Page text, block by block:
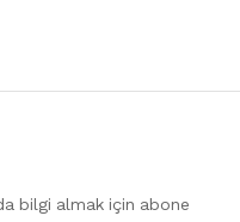
bilgi almak için abone